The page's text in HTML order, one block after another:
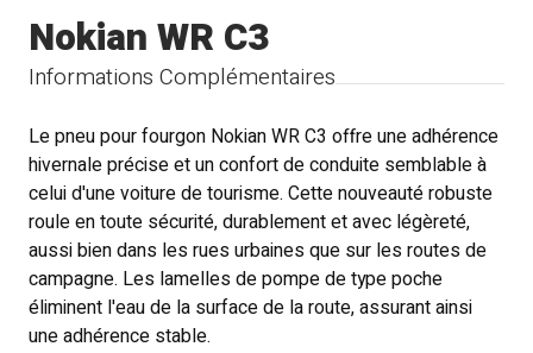
Informations Complémentaires
Nokian WR C3
Le pneu pour fourgon Nokian WR C3 offre une adhérence
hivernale précise et un confort de conduite semblable à
celui d'une voiture de tourisme. Cette nouveauté robuste
roule en toute sécurité, durablement et avec légèreté,
aussi bien dans les rues urbaines que sur les routes de
campagne. Les lamelles de pompe de type poche
éliminent l'eau de la surface de la route, assurant ainsi
une adhérence stable.